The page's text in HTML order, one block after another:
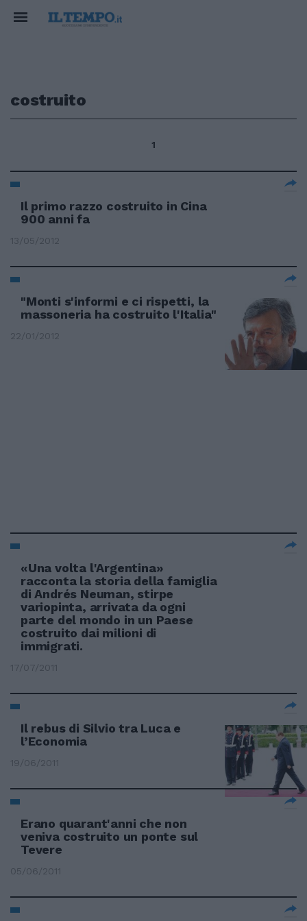
costruito
1
Il primo razzo costruito in Cina
900 anni fa
13/05/2012
"Monti s'informi e ci rispetti, la
massoneria ha costruito l'Italia"
22/01/2012
«Una volta l'Argentina»
racconta la storia della famiglia
di Andrés Neuman, stirpe
variopinta, arrivata da ogni
parte del mondo in un Paese
costruito dai milioni di
immigrati.
17/07/2011
Il rebus di Silvio tra Luca e
l’Economia
19/06/2011
Erano quarant'anni che non
veniva costruito un ponte sul
Tevere
05/06/2011